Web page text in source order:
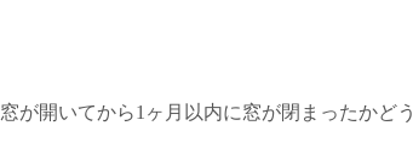
が開いてから1ヶ月以内に窓が閉まったかどう